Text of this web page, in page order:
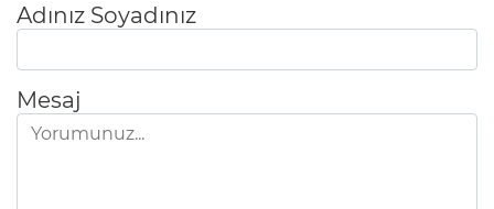
Adınız Soyadınız
Mesaj